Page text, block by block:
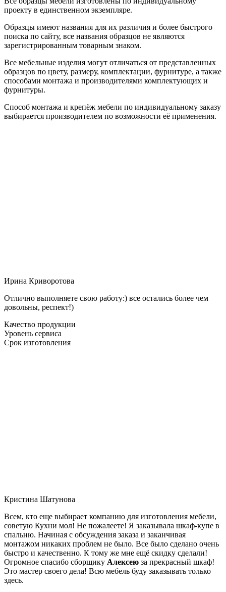
проекту в единственном экземпляре.
Образцы имеют названия для их различия и более быстрого
поиска по сайту, все названия образцов не являются
зарегистрированным товарным знаком.
Все мебельные изделия могут отличаться от представленных
образцов по цвету, размеру, комплектации, фурнитуре, а также
способами монтажа и производителями комплектующих и
фурнитуры.
Способ монтажа и крепёж мебели по индивидуальному заказу
выбирается производителем по возможности её применения.
Ирина Криворотова
Отлично выполняете свою работу:) все остались более чем
довольны, респект!)
Качество продукции
Уровень сервиса
Срок изготовления
Кристина Шатунова
Всем, кто еще выбирает компанию для изготовления мебели,
советую Кухни мол! Не пожалеете! Я заказывала шкаф-купе в
спальню. Начиная с обсуждения заказа и заканчивая
монтажом никаких проблем не было. Все было сделано очень
быстро и качественно. К тому же мне ещё скидку сделали!
Огромное спасибо сборщику Алексею за прекрасный шкаф!
Это мастер своего дела! Всю мебель буду заказывать только
здесь.